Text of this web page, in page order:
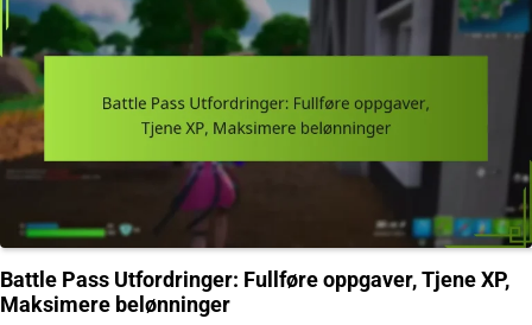
Battle Pass Utfordringer: Fullføre oppgaver, Tjene XP,
Maksimere belønninger